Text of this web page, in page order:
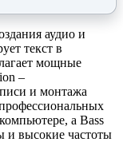
аудио и
текст в
мощные
–
и монтажа
а Bass
и высокие частоты